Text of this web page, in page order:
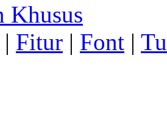
Khusus
| Fitur | Font |